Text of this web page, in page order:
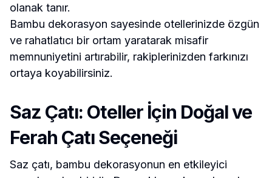
olanak tanır.
Bambu dekorasyon sayesinde otellerinizde özgün
ve rahatlatıcı bir ortam yaratarak misafir
memnuniyetini artırabilir, rakiplerinizden farkınızı
ortaya koyabilirsiniz.
Saz Çatı: Oteller İçin Doğal ve
Ferah Çatı Seçeneği
Saz çatı, bambu dekorasyonun en etkileyici